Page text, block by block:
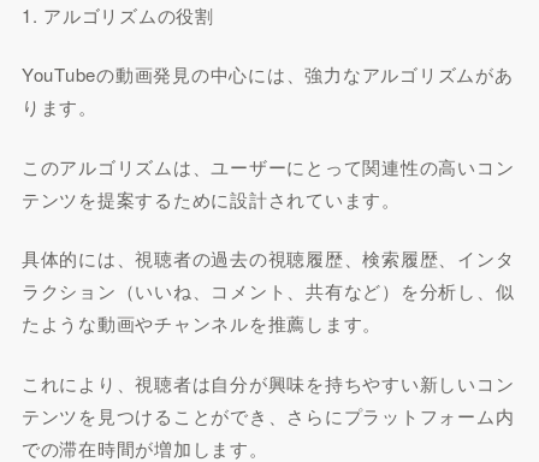
1. アルゴリズムの役割
YouTubeの動画発見の中心には、強力なアルゴリズムがあ
ります。
このアルゴリズムは、ユーザーにとって関連性の高いコン
テンツを提案するために設計されています。
具体的には、視聴者の過去の視聴履歴、検索履歴、インタ
ラクション（いいね、コメント、共有など）を分析し、似
たような動画やチャンネルを推薦します。
これにより、視聴者は自分が興味を持ちやすい新しいコン
テンツを見つけることができ、さらにプラットフォーム内
での滞在時間が増加します。